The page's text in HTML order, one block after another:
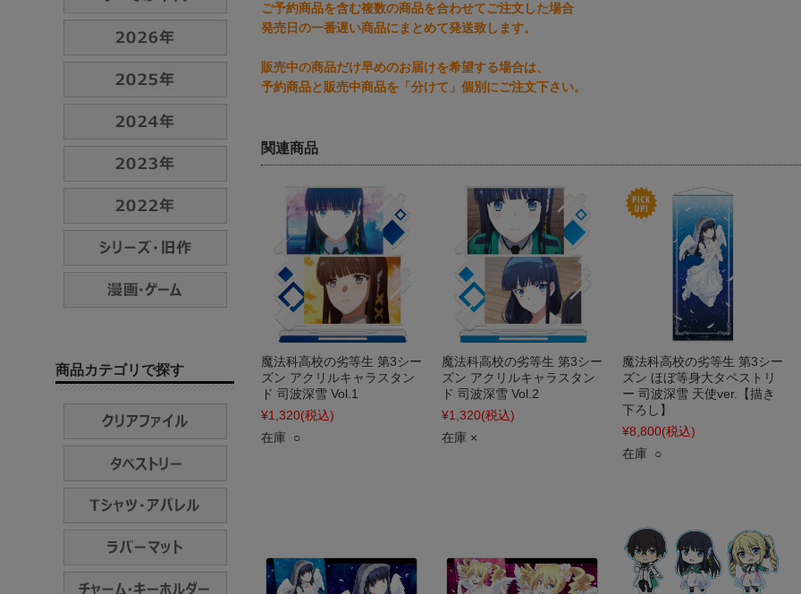
ご予約商品を含む複数の商品を合わせてご注文した場合
発売日の一番遅い商品にまとめて発送致します。
販売中の商品だけ早めのお届けを希望する場合は、
予約商品と販売中商品を「分けて」個別にご注文下さい。
関連商品
魔法科高校の劣等生 第3シー
ズン アクリルキャラスタン
ド 司波深雪 Vol.1
¥1,320(税込)
在庫 ○
魔法科高校の劣等生 第3シー
ズン アクリルキャラスタン
ド 司波深雪 Vol.2
¥1,320(税込)
在庫 ×
魔法科高校の劣等生 第3シー
ズン ほぼ等身大タペストリ
ー 司波深雪 天使ver.【描き
下ろし】
¥8,800(税込)
在庫 ○
商品カテゴリで探す